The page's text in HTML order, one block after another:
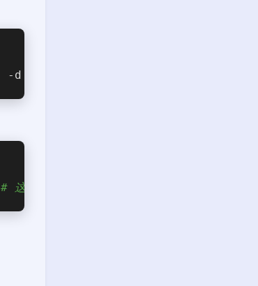
-d
# 这是nginx最新支持的写法